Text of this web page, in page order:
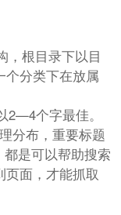
，根目录下以目
个分类下在放属
2—4个字最佳。
分布，重要标题
是可以帮助搜索
页面，才能抓取